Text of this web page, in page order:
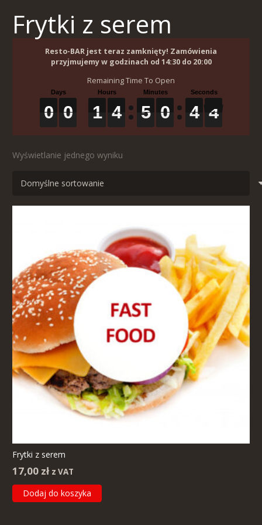
Frytki z serem
Resto-BAR jest teraz zamknięty! Zamówienia
przyjmujemy w godzinach od 14:30 do 20:00
Remaining Time To Open
0
0
0
0 0
0
0
0 1
1
1
1 4
4
4
4 5
5
5
5 0
0
0
0 4
4
4
4 3
4
3
4
Wyświetlanie jednego wyniku
Frytki z serem
17,00 zł z VAT
Dodaj do koszyka